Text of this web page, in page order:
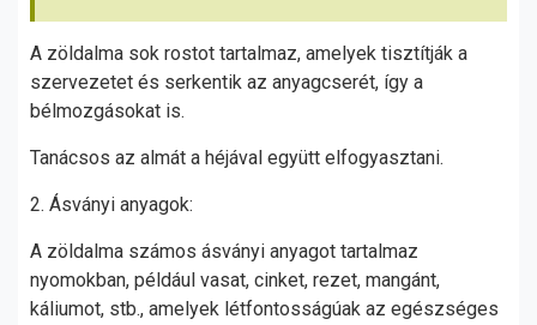
A zöldalma sok rostot tartalmaz, amelyek tisztítják a
szervezetet és serkentik az anyagcserét, így a
bélmozgásokat is.
Tanácsos az almát a héjával együtt elfogyasztani.
2. Ásványi anyagok:
A zöldalma számos ásványi anyagot tartalmaz
nyomokban, például vasat, cinket, rezet, mangánt,
káliumot, stb., amelyek létfontosságúak az egészséges